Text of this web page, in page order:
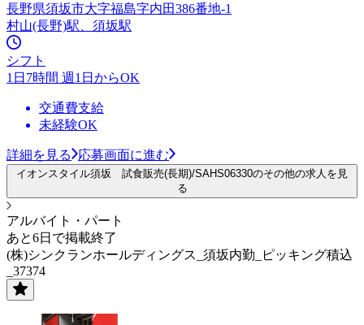
長野県須坂市大字福島字内田386番地-1
村山(長野)駅、須坂駅
シフト
1日7時間 週1日からOK
交通費支給
未経験OK
詳細を見る 応募画面に進む
イオンスタイル須坂 試食販売(長期)/SAHS06330のその他の求人を見
る
アルバイト・パート
あと6日で掲載終了
(株)シンクランホールディングス_須坂内勤_ピッキング積込
_37374